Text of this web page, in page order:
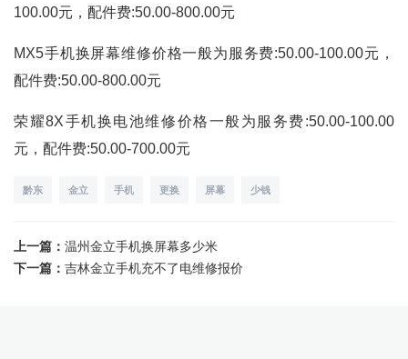
100.00元，配件费:50.00-800.00元
MX5手机换屏幕维修价格一般为服务费:50.00-100.00元，
配件费:50.00-800.00元
荣耀8X手机换电池维修价格一般为服务费:50.00-100.00
元，配件费:50.00-700.00元
黔东 金立 手机 更换 屏幕 少钱
上一篇： 温州金立手机换屏幕多少米
下一篇： 吉林金立手机充不了电维修报价